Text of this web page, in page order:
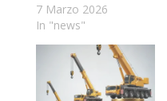
7 Marzo 2026
In "news"